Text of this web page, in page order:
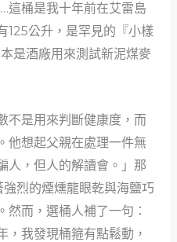
這桶是我十年前在艾雷島
125公升，是罕見的『小樣
是酒廠用來測試新泥煤麥
是用來判斷健康度，而
他想起父親在處理一件無
人，但人的解讀會。」那
烈的煙燻龍眼乾與海鹽巧
然而，選桶人補了一句：
，我發現桶箍有點鬆動，